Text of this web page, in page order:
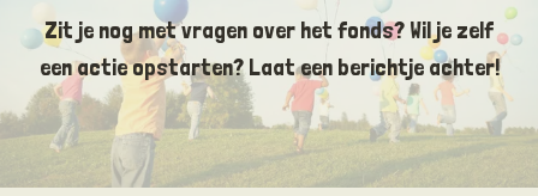
Zit je nog met vragen over het fonds? Wil je zelf
een actie opstarten? Laat een berichtje achter!